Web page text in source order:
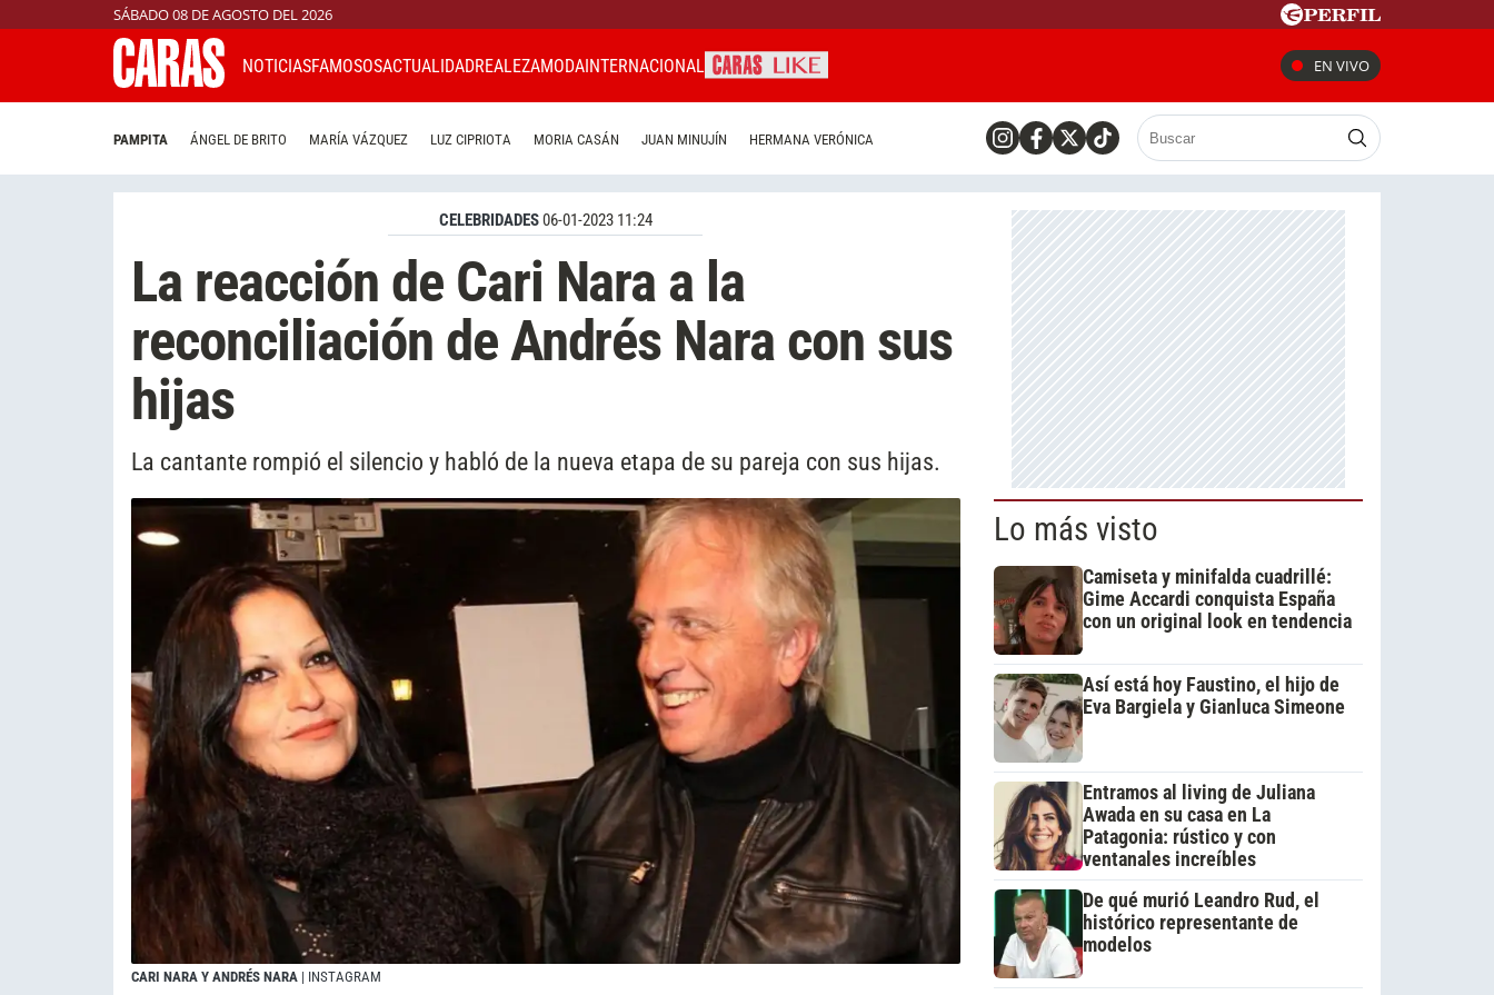
SÁBADO 08 DE AGOSTO DEL 2026
NOTICIASFAMOSOSACTUALIDADREALEZAMODAINTERNACIONAL EN VIVO
PAMPITA ÁNGEL DE BRITO MARÍA VÁZQUEZ LUZ CIPRIOTA MORIA CASÁN JUAN MINUJÍN HERMANA VERÓNICA
CELEBRIDADES06-01-2023 11:24
La reacción de Cari Nara a la
reconciliación de Andrés Nara con sus
hijas
La cantante rompió el silencio y habló de la nueva etapa de su pareja con sus hijas.
CARI NARA Y ANDRÉS NARA | INSTAGRAM
Lo más visto
Camiseta y minifalda cuadrillé:
Gime Accardi conquista España
con un original look en tendencia
Así está hoy Faustino, el hijo de
Eva Bargiela y Gianluca Simeone
Entramos al living de Juliana
Awada en su casa en La
Patagonia: rústico y con
ventanales increíbles
De qué murió Leandro Rud, el
histórico representante de
modelos